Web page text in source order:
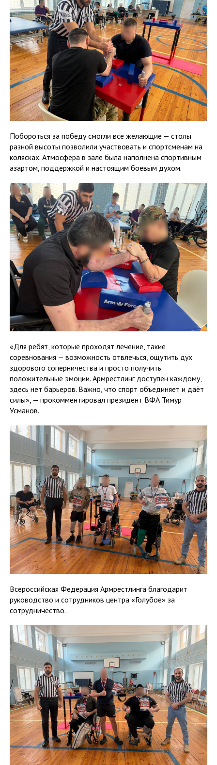
Побороться за победу смогли все желающие — столы
разной высоты позволили участвовать и спортсменам на
колясках. Атмосфера в зале была наполнена спортивным
азартом, поддержкой и настоящим боевым духом.
«Для ребят, которые проходят лечение, такие
соревнования — возможность отвлечься, ощутить дух
здорового соперничества и просто получить
положительные эмоции. Армрестлинг доступен каждому,
здесь нет барьеров. Важно, что спорт объединяет и даёт
силы», — прокомментировал президент ВФА Тимур
Усманов.
Всероссийская Федерация Армрестлинга благодарит
руководство и сотрудников центра «Голубое» за
сотрудничество.